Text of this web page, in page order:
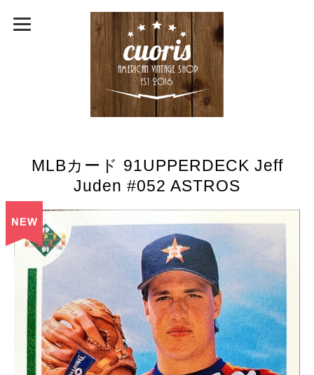
MLBカード 91UPPERDECK Jeff
Juden #052 ASTROS